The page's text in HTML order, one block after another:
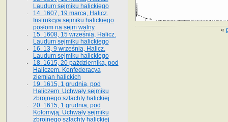
«
Laudum sejmiku halickiego
14. 1607, 19 marca, Halicz.
Instrukcya sejmiku halickiego
posłom na sejm walny
15. 1608, 15 września, Halicz.
Laudum sejmiku halickiego
16. 13, 9 września, Halicz.
Laudum sejmiku halickiego
18. 1615, 20 października, pod
Haliczem. Konfederacya
ziemian halickich
19. 1615, 1 grudnia, pod
Haliczem. Uchwały sejmiku
zbrojnego szlachty halickiej
20. 1615, 1 grudnia, pod
Kołomyją. Uchwały sejmiku
zbrojnego szlachty halickiej